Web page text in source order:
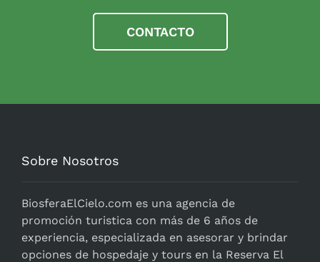
CONTACTO
Sobre Nosotros
BiosferaElCielo.com es una agencia de
promoción turistica con más de 6 años de
experiencia, especializada en asesorar y brindar
opciones de hospedaje y tours en la Reserva El